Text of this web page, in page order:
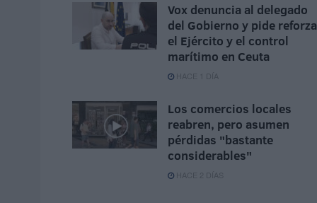
Vox denuncia al delegado
del Gobierno y pide
el Ejército y el control
marítimo en Ceuta
HACE 1 DÍA
Los comercios locales
reabren, pero asumen
pérdidas "bastante
considerables"
HACE 2 DÍAS